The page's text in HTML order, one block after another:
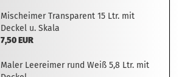
Mischeimer Transparent 15 Ltr. mit
Deckel u. Skala
7,50 EUR
Maler Leereimer rund Weiß 5,8 Ltr. mit